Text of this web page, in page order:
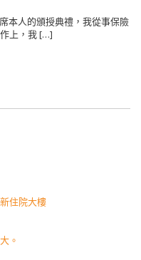
本人的頒授典禮，我從事保險
上，我 […]
住院大樓
。